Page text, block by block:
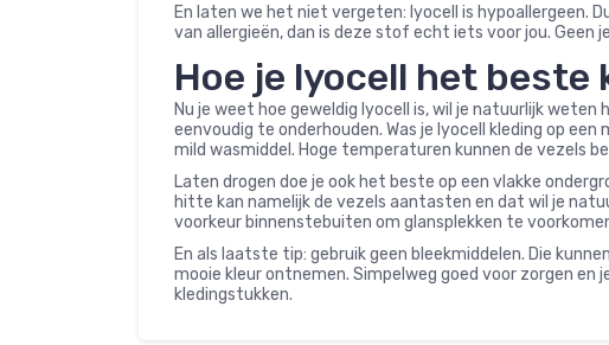
En laten we het niet vergeten: lyocell is hypoallergeen.
van allergieën, dan is deze stof echt iets voor jou.
Hoe je lyocell het
Nu je weet hoe geweldig lyocell is, wil je natuurlijk weten
eenvoudig te onderhouden. Was je lyocell kleding op
mild wasmiddel. Hoge temperaturen kunnen de vezels
Laten drogen doe je ook het beste op een vlakke
hitte kan namelijk de vezels aantasten en dat wil je
voorkeur binnenstebuiten om glansplekken te
En als laatste tip: gebruik geen bleekmiddelen. Die
mooie kleur ontnemen. Simpelweg goed voor zorgen en
kledingstukken.